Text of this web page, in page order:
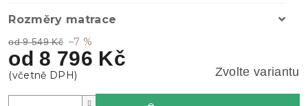
od 9 549 Kč –7 %
od 8 796 Kč
Zvolte variantu
Rozměry matrace